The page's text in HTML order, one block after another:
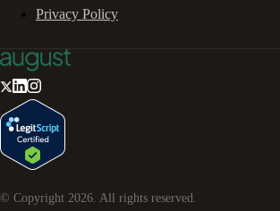
Privacy Policy
© Copyright 2026 . All rights reserved.